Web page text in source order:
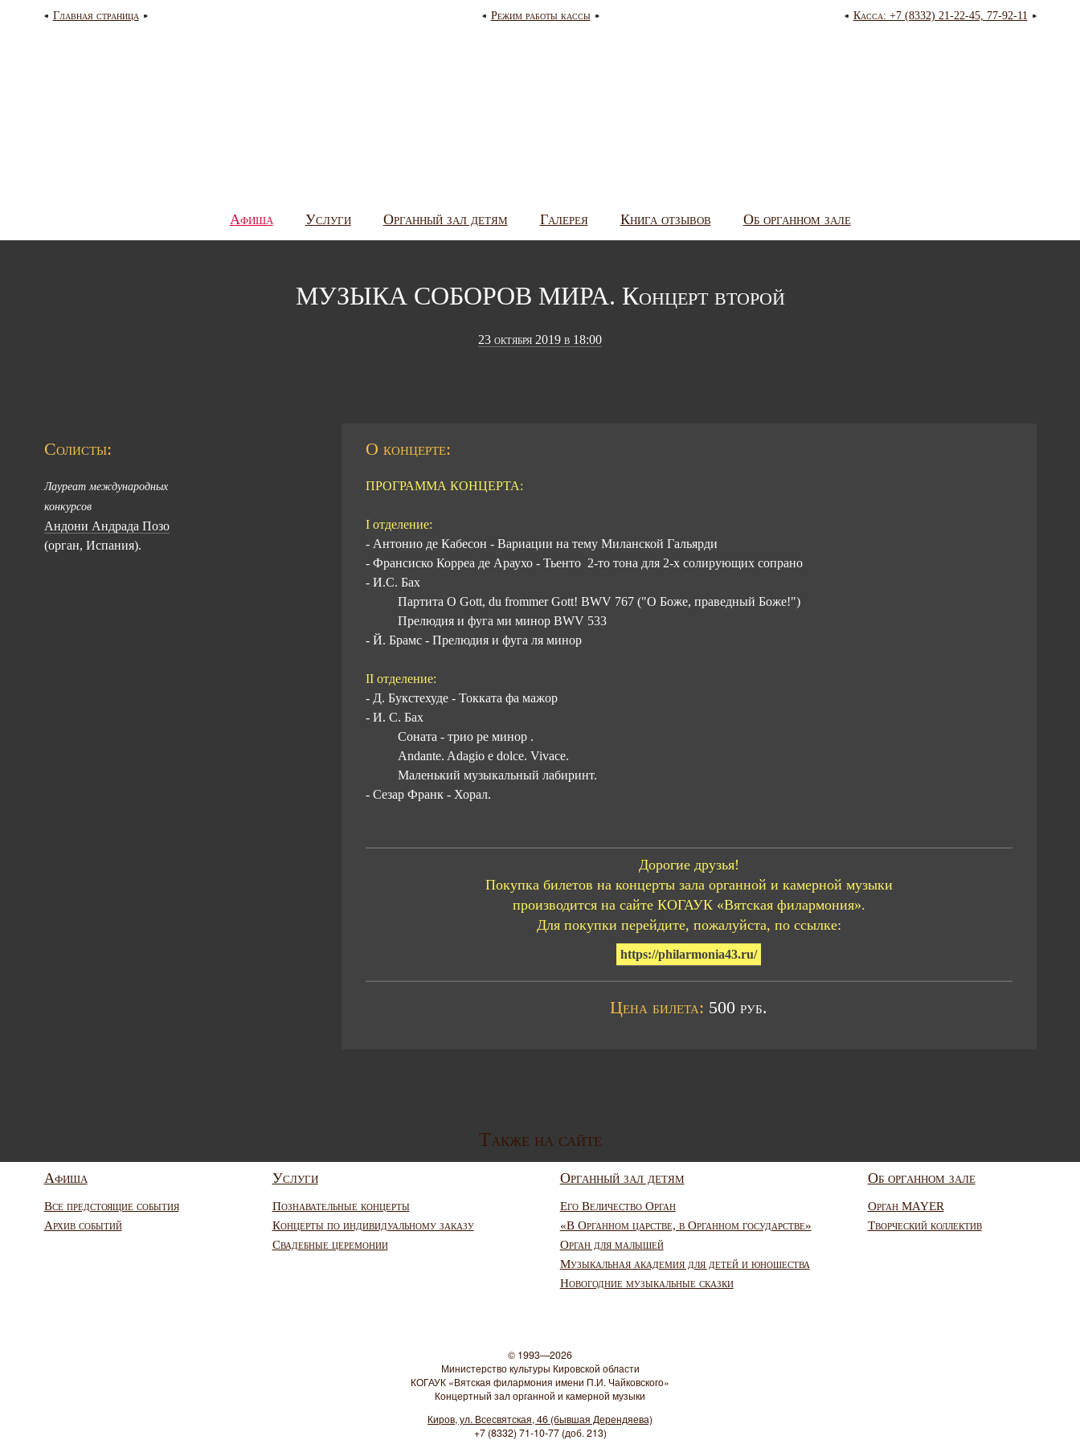
Главная страница Режим работы кассы Касса: +7 (8332) 21-22-45, 77-92-11
Афиша Услуги Органный зал детям Галерея Книга отзывов Об органном зале
МУЗЫКА СОБОРОВ МИРА. Концерт второй
23 октября 2019 в 18:00
Солисты:
Лауреат международных
конкурсов
Андони Андрада Позо
(орган, Испания).
О концерте:
ПРОГРАММА КОНЦЕРТА:
I отделение:
- Антонио де Кабесон - Вариации на тему Миланской Гальярди
- Франсиско Корреа де Араухо - Тьенто 2-то тона для 2-х солирующих сопрано
- И.С. Бах
Партита O Gott, du frommer Gott! BWV 767 ("О Боже, праведный Боже!")
Прелюдия и фуга ми минор BWV 533
- Й. Брамс - Прелюдия и фуга ля минор
II отделение:
- Д. Букстехуде - Токката фа мажор
- И. С. Бах
Соната - трио ре минор .
Andante. Adagio e dolce. Vivace.
Маленький музыкальный лабиринт.
- Сезар Франк - Хорал.
Дорогие друзья!
Покупка билетов на концерты зала органной и камерной музыки
производится на сайте КОГАУК «Вятская филармония».
Для покупки перейдите, пожалуйста, по ссылке:
https://philarmonia43.ru/
Цена билета: 500 руб.
Также на сайте
Афиша
Все предстоящие события
Архив событий
Услуги
Познавательные концерты
Концерты по индивидуальному заказу
Свадебные церемонии
Органный зал детям
Его Величество Орган
«В Органном царстве, в Органном государстве»
Орган для малышей
Музыкальная академия для детей и юношества
Новогодние музыкальные сказки
Об органном зале
Орган MAYER
Творческий коллектив
© 1993—2026
Министерство культуры Кировской области
КОГАУК «Вятская филармония имени П.И. Чайковского»
Концертный зал органной и камерной музыки
Киров, ул. Всесвятская, 46 (бывшая Дерендяева)
+7 (8332) 71-10-77 (доб. 213)